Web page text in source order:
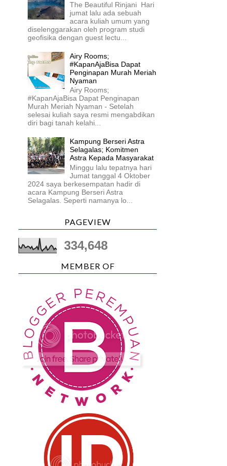
The Beautiful Rinjani Hari
jumat lalu ada sebuah
acara kuliah umum yang
diselenggarakan oleh program studi
geofisika dengan guest lectu...
Airy Rooms;
#KapanAjaBisa Dapat
Penginapan Murah Meriah
Nyaman
Airy Rooms;
#KapanAjaBisa Dapat Penginapan
Murah Meriah Nyaman - Setelah
selesai kuliah saya resmi mengabdikan
diri bagi tanah kelahi...
Kampung Berseri Astra
Selagalas; Komitmen
Astra Kepada Masyarakat
Minggu lalu tepatnya hari
Jumat tanggal 4 Oktober
2024 saya berkesempatan hadir di
acara Kampung Berseri Astra
Selagalas. Seperti namanya lo...
PAGEVIEW
334,648
MEMBER OF